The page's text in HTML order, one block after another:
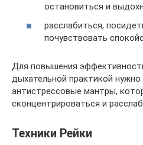
остановиться и
расслабиться,
почувствовать
Для повышения
дыхательной практикой
антистрессовые мантры,
сконцентрироваться и
Техники Рейки